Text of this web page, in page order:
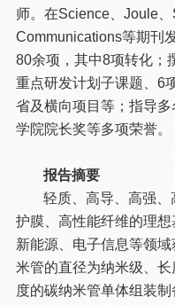
师。在Science、Joule
Communications等期刊
80余项，其中8项转化；
重点研发计划子课题、6
省及横向项目等；指导
学院院长奖等多项荣誉。
报告摘要
轻质、高导、高强
护膜、高性能纤维的理想
新能源、电子信息等领
米管的直径为纳米级、
度的碳纳米管单体组装